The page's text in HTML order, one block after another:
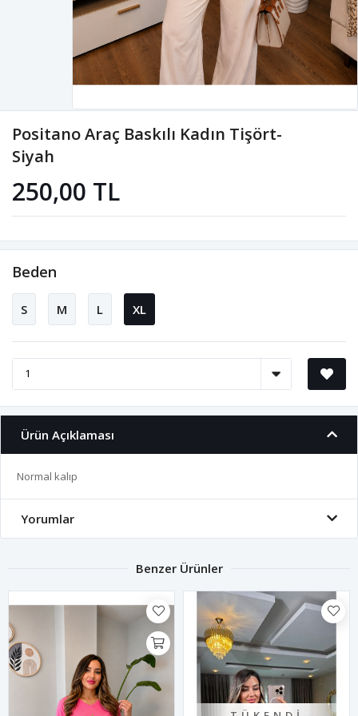
Positano Araç Baskılı Kadın Tişört-
Siyah
250,00 TL
Beden
S M L XL
Ürün Açıklaması
Normal kalıp
Yorumlar
Benzer Ürünler